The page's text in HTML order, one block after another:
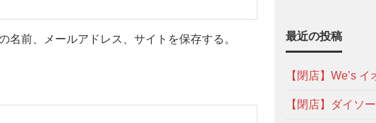
前、メールアドレス、サイトを保存する。 最近の投稿
【閉店】We’s
【閉店】ダイソ